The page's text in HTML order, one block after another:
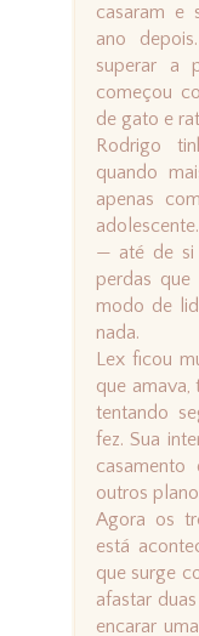
casaram e
ano
superar a
começou
de gato e
Rodrigo
quando
apenas
— até de si
perdas
modo de
nada.
Lex ficou
que
tentando
fez. Sua
outros
Agora os
está
que surge
afastar
encarar